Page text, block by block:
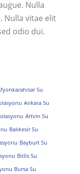
Nulla
Nulla vitae elit
odio dui.
Su
Ankara Su
Artvin Su
Balıkesir Su
Bayburt Su
Bitlis Su
Bursa Su